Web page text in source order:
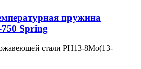
пружина
Spring